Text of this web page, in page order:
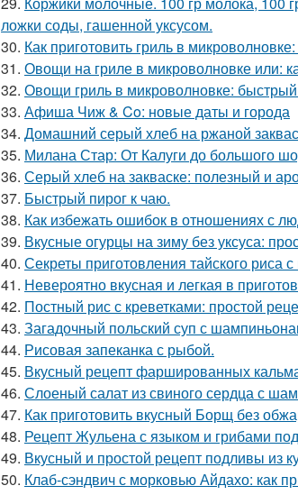
ложки соды, гашенной уксусом.
30. Как приготовить гриль в
31. Овощи на гриле в микроволновке или:
32. Овощи гриль в микроволновке:
33. Афиша Чиж & Co: новые даты и города
34. Домашний серый хлеб на ржаной
35. Милана Стар: От Калуги до большого
36. Серый хлеб на закваске: полезный и
37. Быстрый пирог к чаю.
38. Как избежать ошибок в отношениях с
39. Вкусные огурцы на зиму без уксуса:
40. Секреты приготовления тайского риса
41. Невероятно вкусная и легкая в
42. Постный рис с креветками: простой
43. Загадочный польский суп с
44. Рисовая запеканка с рыбой.
45. Вкусный рецепт фаршированных
46. Слоеный салат из свиного сердца с
47. Как приготовить вкусный Борщ без
48. Рецепт Жульена с языком и грибами
49. Вкусный и простой рецепт подливы из
50. Клаб-сэндвич с морковью Айдахо: как